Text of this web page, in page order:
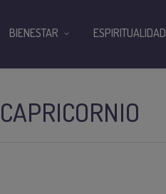
BIENESTAR ESPIRITUALIDAD